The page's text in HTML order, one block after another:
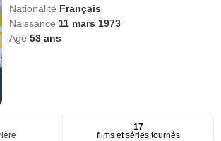
Nationalité Français
Naissance 11 mars 1973
Age53 ans
17
films et séries tournés